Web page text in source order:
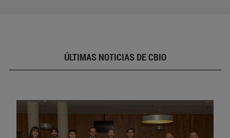
ÚLTIMAS NOTICIAS DE CBIO